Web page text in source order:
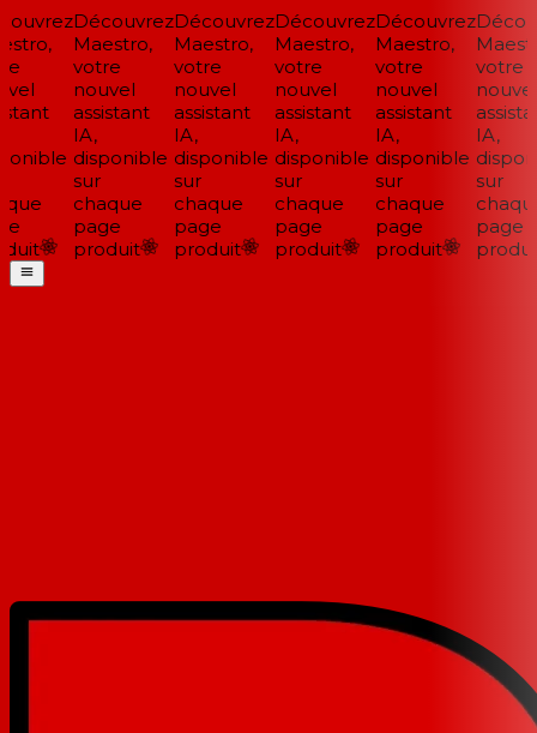
Découvrez
Maestro,
votre
nouvel
assistant
IA,
disponible
sur
chaque
page
produit
Découvrez
Maestro,
votre
nouvel
assistant
IA,
disponible
sur
chaque
page
produit
Découvrez
Maestro,
votre
nouvel
assistant
IA,
disponible
sur
chaque
page
produit
Découvrez
Maestro,
votre
nouvel
assistant
IA,
disponible
sur
chaque
page
produit
votre
nouvel
IA,
sur
chaque
page
produit